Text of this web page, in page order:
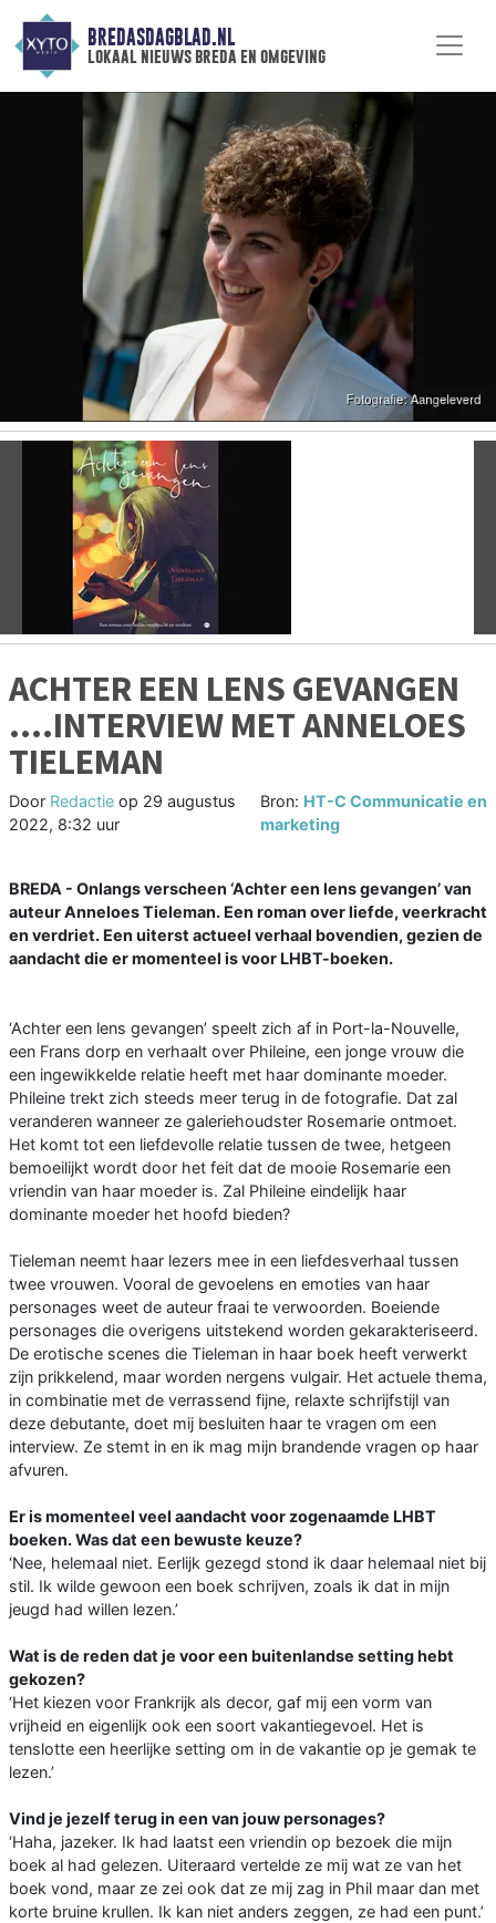
BREDASDAGBLAD.NL
lokaal nieuws breda en omgeving
ACHTER EEN LENS GEVANGEN
….INTERVIEW MET ANNELOES
TIELEMAN
Door Redactie op 29 augustus
2022, 8:32 uur
Bron: HT-C Communicatie en
marketing
BREDA - Onlangs verscheen ‘Achter een lens gevangen’ van
auteur Anneloes Tieleman. Een roman over liefde, veerkracht
en verdriet. Een uiterst actueel verhaal bovendien, gezien de
aandacht die er momenteel is voor LHBT-boeken.
‘Achter een lens gevangen’ speelt zich af in Port-la-Nouvelle,
een Frans dorp en verhaalt over Phileine, een jonge vrouw die
een ingewikkelde relatie heeft met haar dominante moeder.
Phileine trekt zich steeds meer terug in de fotografie. Dat zal
veranderen wanneer ze galeriehoudster Rosemarie ontmoet.
Het komt tot een liefdevolle relatie tussen de twee, hetgeen
bemoeilijkt wordt door het feit dat de mooie Rosemarie een
vriendin van haar moeder is. Zal Phileine eindelijk haar
dominante moeder het hoofd bieden?
Tieleman neemt haar lezers mee in een liefdesverhaal tussen
twee vrouwen. Vooral de gevoelens en emoties van haar
personages weet de auteur fraai te verwoorden. Boeiende
personages die overigens uitstekend worden gekarakteriseerd.
De erotische scenes die Tieleman in haar boek heeft verwerkt
zijn prikkelend, maar worden nergens vulgair. Het actuele thema,
in combinatie met de verrassend fijne, relaxte schrijfstijl van
deze debutante, doet mij besluiten haar te vragen om een
interview. Ze stemt in en ik mag mijn brandende vragen op haar
afvuren.
Er is momenteel veel aandacht voor zogenaamde LHBT
boeken. Was dat een bewuste keuze?
‘Nee, helemaal niet. Eerlijk gezegd stond ik daar helemaal niet bij
stil. Ik wilde gewoon een boek schrijven, zoals ik dat in mijn
jeugd had willen lezen.’
Wat is de reden dat je voor een buitenlandse setting hebt
gekozen?
‘Het kiezen voor Frankrijk als decor, gaf mij een vorm van
vrijheid en eigenlijk ook een soort vakantiegevoel. Het is
tenslotte een heerlijke setting om in de vakantie op je gemak te
lezen.’
Vind je jezelf terug in een van jouw personages?
‘Haha, jazeker. Ik had laatst een vriendin op bezoek die mijn
boek al had gelezen. Uiteraard vertelde ze mij wat ze van het
boek vond, maar ze zei ook dat ze mij zag in Phil maar dan met
korte bruine krullen. Ik kan niet anders zeggen, ze had een punt.’